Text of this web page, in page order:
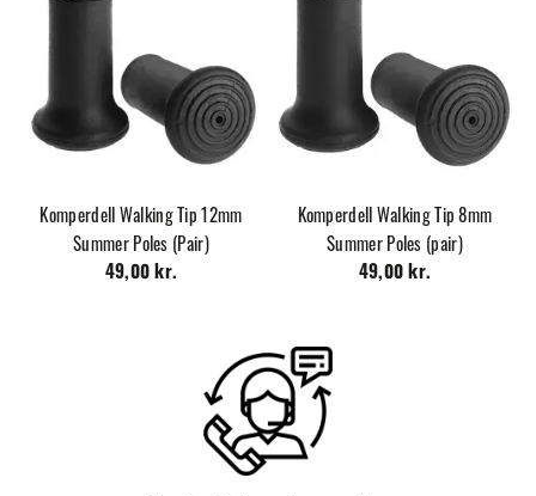
Komperdell Walking Tip 12mm
Summer Poles (Pair)
49,00 kr.
Komperdell Walking Tip 8mm
Summer Poles (pair)
49,00 kr.